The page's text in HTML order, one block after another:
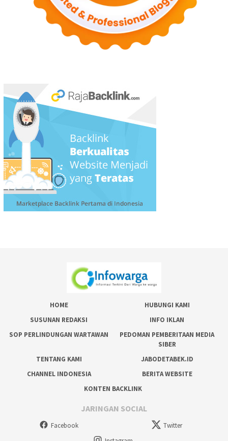
HOME
HUBUNGI KAMI
SUSUNAN REDAKSI
INFO IKLAN
SOP PERLINDUNGAN WARTAWAN
PEDOMAN PEMBERITAAN MEDIA
SIBER
TENTANG KAMI
JABODETABEK.ID
CHANNEL INDONESIA
BERITA WEBSITE
KONTEN BACKLINK
JARINGAN SOCIAL
Facebook
Twitter